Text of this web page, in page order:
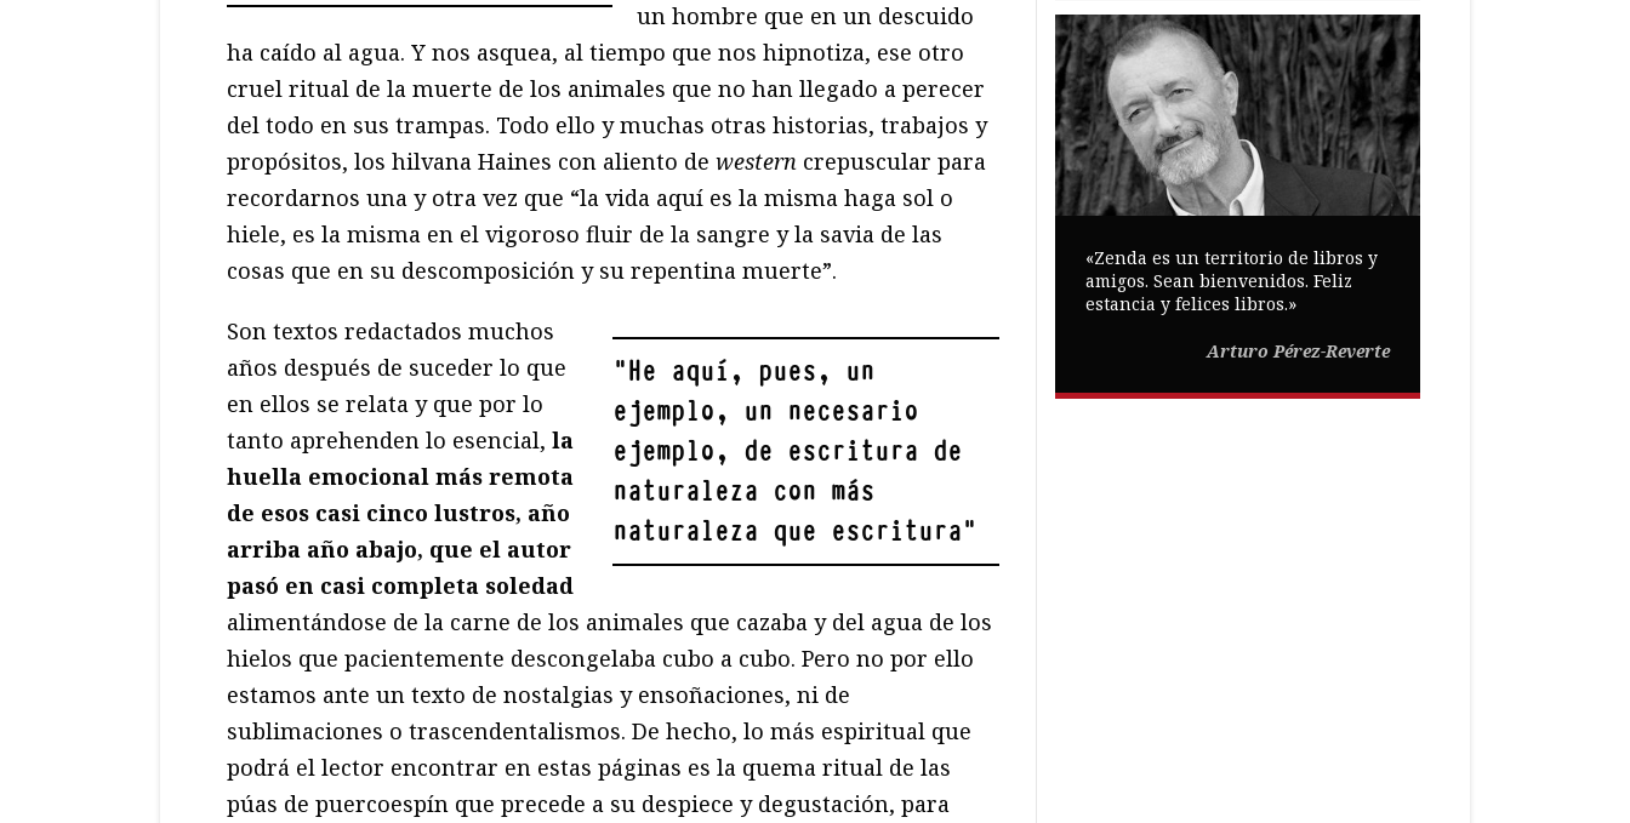
un hombre que en un descuido
ha caído al agua. Y nos asquea, al tiempo que nos hipnotiza, ese otro
cruel ritual de la muerte de los animales que no han llegado a perecer
del todo en sus trampas. Todo ello y muchas otras historias, trabajos y
propósitos, los hilvana Haines con aliento de western crepuscular para
recordarnos una y otra vez que “la vida aquí es la misma haga sol o
hiele, es la misma en el vigoroso fluir de la sangre y la savia de las
cosas que en su descomposición y su repentina muerte”.
"He aquí, pues, un
ejemplo, un necesario
ejemplo, de escritura de
naturaleza con más
naturaleza que escritura"
Son textos redactados muchos
años después de suceder lo que
en ellos se relata y que por lo
tanto aprehenden lo esencial, la
huella emocional más remota
de esos casi cinco lustros, año
arriba año abajo, que el autor
pasó en casi completa soledad
alimentándose de la carne de los animales que cazaba y del agua de los
hielos que pacientemente descongelaba cubo a cubo. Pero no por ello
estamos ante un texto de nostalgias y ensoñaciones, ni de
sublimaciones o trascendentalismos. De hecho, lo más espiritual que
podrá el lector encontrar en estas páginas es la quema ritual de las
púas de puercoespín que precede a su despiece y degustación, para
«Zenda es un territorio de libros y
amigos. Sean bienvenidos. Feliz
estancia y felices libros.»
Arturo Pérez-Reverte